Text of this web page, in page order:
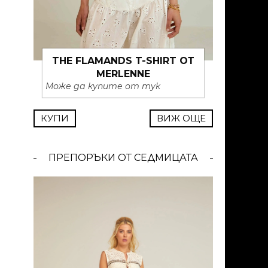
07.06.2026
31.05.2026
THE FLAMANDS T-SHIRT ОТ
MERLENNE
Може да купите от тук
КУПИ ВИЖ ОЩЕ
ПРЕПОРЪКИ ОТ СЕДМИЦАТА